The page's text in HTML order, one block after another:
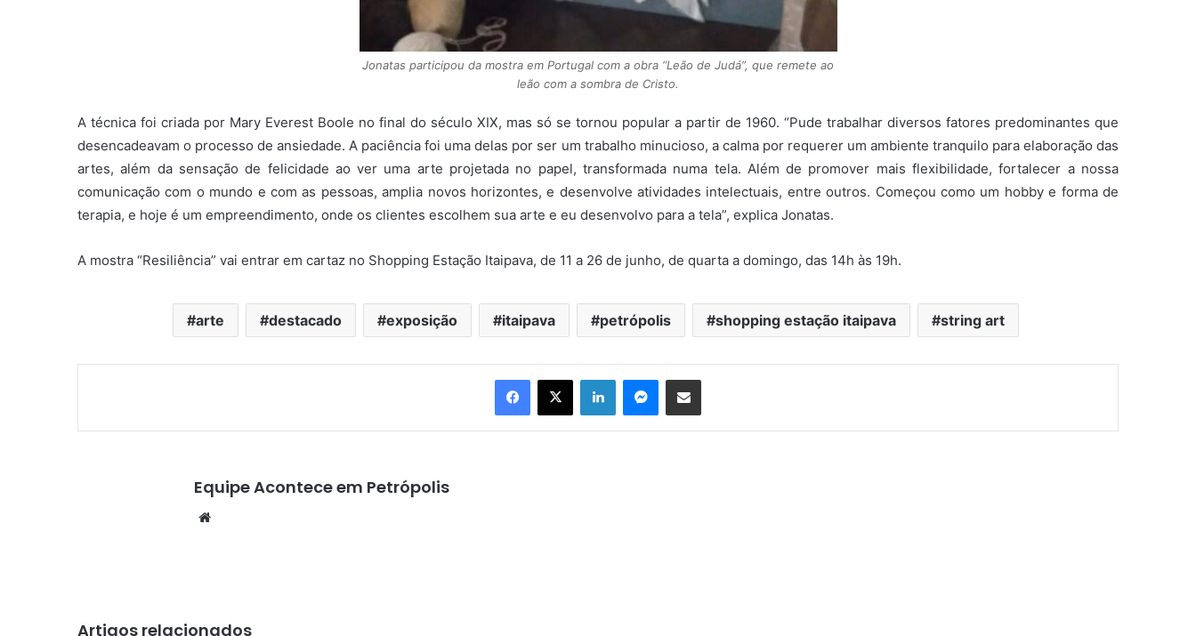
Jonatas participou da mostra em Portugal com a obra “Leão de Judá”, que remete ao
leão com a sombra de Cristo.
A técnica foi criada por Mary Everest Boole no final do século XIX, mas só se tornou popular a partir de 1960. “Pude trabalhar diversos fatores predominantes que
desencadeavam o processo de ansiedade. A paciência foi uma delas por ser um trabalho minucioso, a calma por requerer um ambiente tranquilo para elaboração das
artes, além da sensação de felicidade ao ver uma arte projetada no papel, transformada numa tela. Além de promover mais flexibilidade, fortalecer a nossa
comunicação com o mundo e com as pessoas, amplia novos horizontes, e desenvolve atividades intelectuais, entre outros. Começou como um hobby e forma de
terapia, e hoje é um empreendimento, onde os clientes escolhem sua arte e eu desenvolvo para a tela”, explica Jonatas.
A mostra “Resiliência” vai entrar em cartaz no Shopping Estação Itaipava, de 11 a 26 de junho, de quarta a domingo, das 14h às 19h.
arte destacado exposição itaipava petrópolis shopping estação itaipava string art
Equipe Acontece em Petrópolis
Artigos relacionados